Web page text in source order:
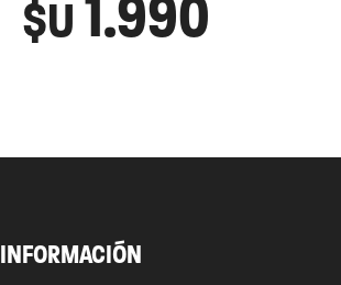
$U 1.990
INFORMACIÓN